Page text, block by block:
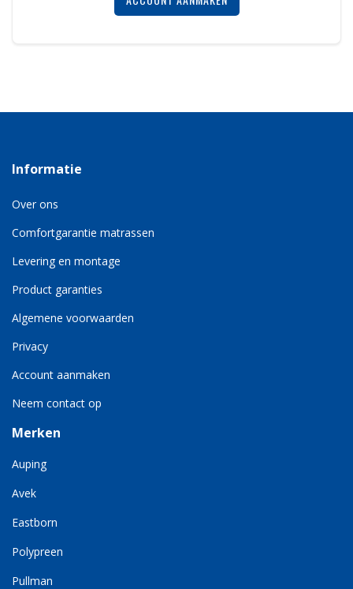
Informatie
Over ons
Comfortgarantie matrassen
Levering en montage
Product garanties
Algemene voorwaarden
Privacy
Account aanmaken
Neem contact op
Merken
Auping
Avek
Eastborn
Polypreen
Pullman